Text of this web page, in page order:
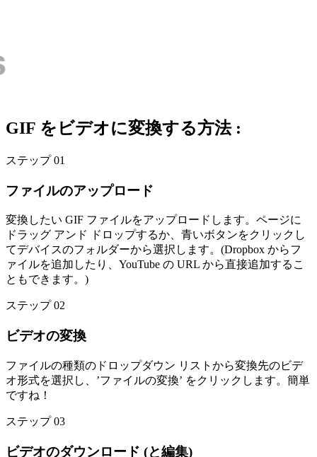
GIF をビデオに変換する方法 :
ステップ 01
ファイルのアップロード
変換したい GIF ファイルをアップロードします。ページに
ドラッグ アンド ドロップするか、青いボタンをクリックし
てデバイスのフォルダーから選択します。(Dropbox からフ
ァイルを追加したり、YouTube の URL から直接追加するこ
ともできます。)
ステップ 02
ビデオの変換
ファイルの種類のドロップダウン リストから変換先のビデ
オ形式を選択し、’ファイルの変換’ をクリックします。簡単
ですね！
ステップ 03
ビデオのダウンロード (と編集)